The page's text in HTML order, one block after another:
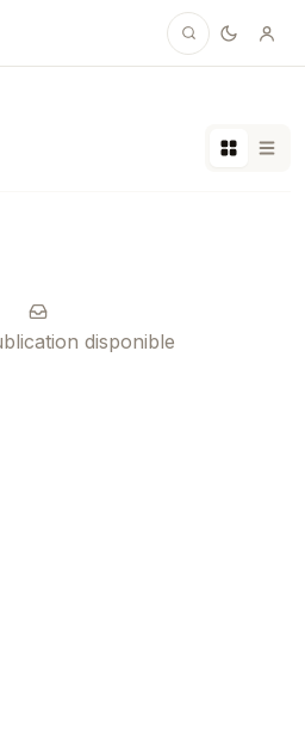
disponible